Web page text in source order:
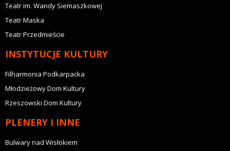
Teatr im. Wandy Siemaszkowej
Teatr Maska
Teatr Przedmieście
INSTYTUCJE KULTURY
Filharmonia Podkarpacka
Młodzieżowy Dom Kultury
Rzeszowski Dom Kultury
PLENERY I INNE
Bulwary nad Wisłokiem